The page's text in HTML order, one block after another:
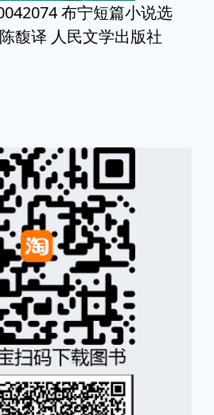
布宁短篇小说选
陈馥译 人民文学出版社